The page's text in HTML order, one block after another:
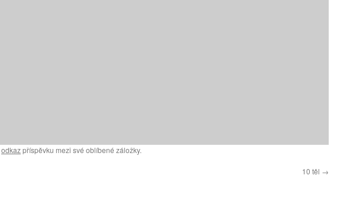
odkazpříspěvku mezi své oblíbené záložky.
10 těl →